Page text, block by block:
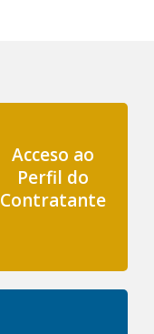
Acceso ao
Perfil do
Contratante